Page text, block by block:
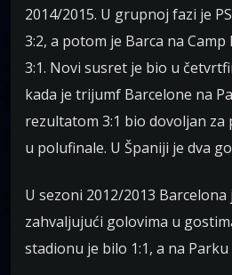
2014/2015. U grupnoj fazi je
3:2, a potom je Barca na
3:1. Novi susret je bio u
kada je trijumf Barcelone na
rezultatom 3:1 bio dovoljan za
u polufinale. U Španiji je dva
U sezoni 2012/2013
zahvaljujući golovima u
stadionu je bilo 1:1, a na Parku